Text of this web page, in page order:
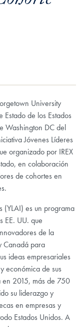
University
de los Estados
Washington DC del
Jóvenes Líderes
organizado por IREX
en colaboración
de cohortes en
(YLAI) es un programa
EE. UU. que
de la
Canadá para
ideas empresariales
económica de sus
en 2015, más de 750
su liderazgo y
en empresas y
Estados Unidos. A